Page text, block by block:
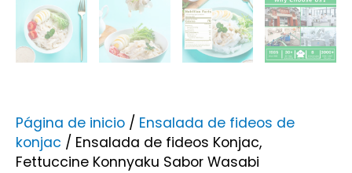
Página de inicio / Ensalada de fideos de
konjac / Ensalada de fideos Konjac,
Fettuccine Konnyaku Sabor Wasabi